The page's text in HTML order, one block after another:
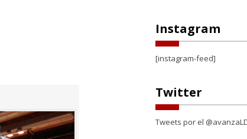
Instagram
[instagram-feed]
Twitter
Tweets por el